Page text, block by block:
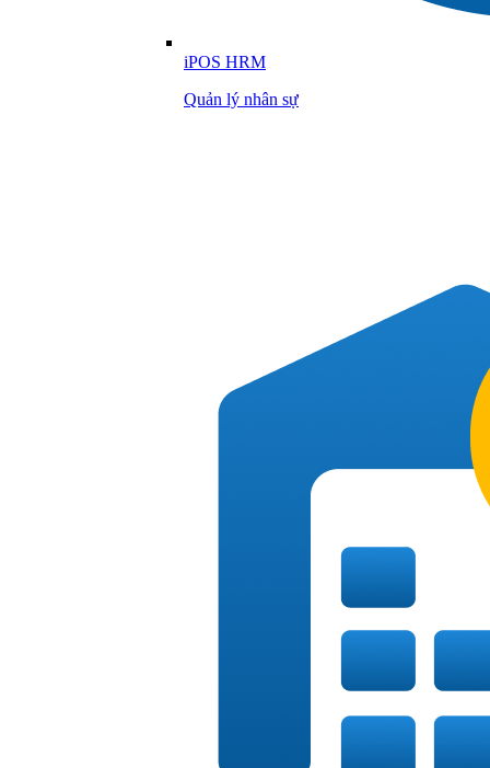
iPOS HRM
Quản lý nhân sự